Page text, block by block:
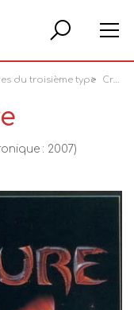
du troisième type Créature
: 2007)